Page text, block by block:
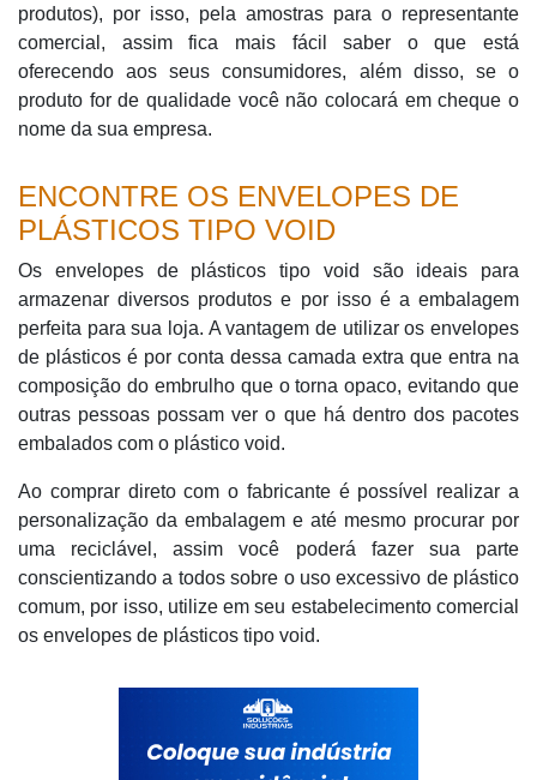
produtos), por isso, pela amostras para o representante
comercial, assim fica mais fácil saber o que está
oferecendo aos seus consumidores, além disso, se o
produto for de qualidade você não colocará em cheque o
nome da sua empresa.
ENCONTRE OS ENVELOPES DE
PLÁSTICOS TIPO VOID
Os envelopes de plásticos tipo void são ideais para
armazenar diversos produtos e por isso é a embalagem
perfeita para sua loja. A vantagem de utilizar os envelopes
de plásticos é por conta dessa camada extra que entra na
composição do embrulho que o torna opaco, evitando que
outras pessoas possam ver o que há dentro dos pacotes
embalados com o plástico void.
Ao comprar direto com o fabricante é possível realizar a
personalização da embalagem e até mesmo procurar por
uma reciclável, assim você poderá fazer sua parte
conscientizando a todos sobre o uso excessivo de plástico
comum, por isso, utilize em seu estabelecimento comercial
os envelopes de plásticos tipo void.